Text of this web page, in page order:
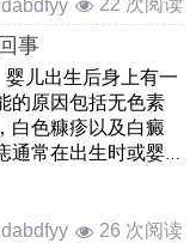
22 次阅读
事
婴儿出生后身上有一
的原因包括无色素
白色糠疹以及白癜
通常在出生时或婴
26 次阅读